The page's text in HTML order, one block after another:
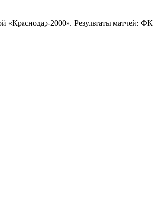
«Краснодар-2000». Результаты матчей: ФК